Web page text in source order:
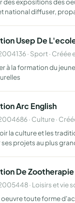
des expositions des
national diffuser,
Usep De
· Sport · Créée
à la formation du
Arc English
· Culture ·
la culture et les
projets au plus
De
· Loisirs et vie
oeuvre toute forme